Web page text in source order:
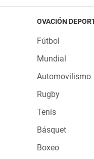
OVACIÓN
Fútbol
Mundial
Automovilismo
Rugby
Tenis
Básquet
Boxeo